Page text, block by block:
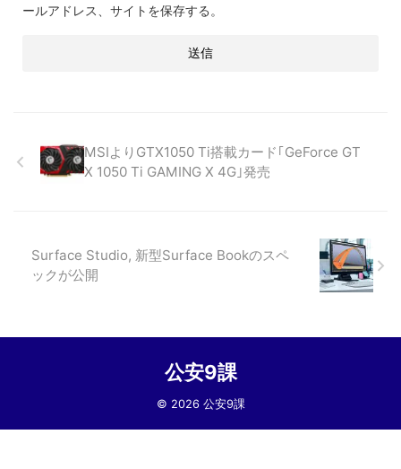
ールアドレス、サイトを保存する。
MSIよりGTX1050 Ti搭載カード｢GeForce GT
X 1050 Ti GAMING X 4G｣発売
Surface Studio, 新型Surface Bookのスペ
ックが公開
公安9課
© 2026 公安9課